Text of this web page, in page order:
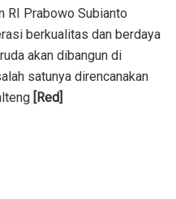
RI Prabowo Subianto
berkualitas dan berdaya
akan dibangun di
satunya direncanakan
[Red]